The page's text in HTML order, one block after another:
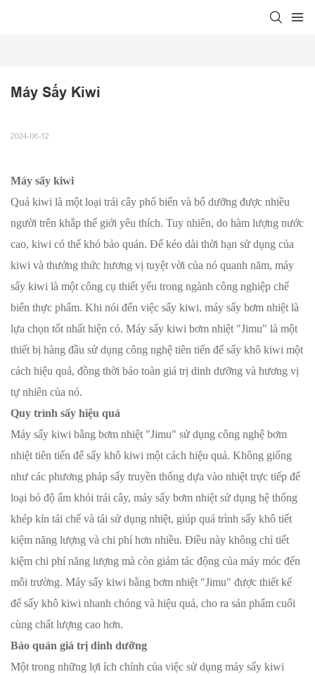
Máy Sấy Kiwi
2024-06-12
Máy sấy kiwi
Quả kiwi là một loại trái cây phổ biến và bổ dưỡng được nhiều
người trên khắp thế giới yêu thích. Tuy nhiên, do hàm lượng nước
cao, kiwi có thể khó bảo quản. Để kéo dài thời hạn sử dụng của
kiwi và thưởng thức hương vị tuyệt vời của nó quanh năm, máy
sấy kiwi là một công cụ thiết yếu trong ngành công nghiệp chế
biến thực phẩm. Khi nói đến việc sấy kiwi, máy sấy bơm nhiệt là
lựa chọn tốt nhất hiện có. Máy sấy kiwi bơm nhiệt "Jimu" là một
thiết bị hàng đầu sử dụng công nghệ tiên tiến để sấy khô kiwi một
cách hiệu quả, đồng thời bảo toàn giá trị dinh dưỡng và hương vị
tự nhiên của nó.
Quy trình sấy hiệu quả
Máy sấy kiwi bằng bơm nhiệt "Jimu" sử dụng công nghệ bơm
nhiệt tiên tiến để sấy khô kiwi một cách hiệu quả. Không giống
như các phương pháp sấy truyền thống dựa vào nhiệt trực tiếp để
loại bỏ độ ẩm khỏi trái cây, máy sấy bơm nhiệt sử dụng hệ thống
khép kín tái chế và tái sử dụng nhiệt, giúp quá trình sấy khô tiết
kiệm năng lượng và chi phí hơn nhiều. Điều này không chỉ tiết
kiệm chi phí năng lượng mà còn giảm tác động của máy móc đến
môi trường. Máy sấy kiwi bằng bơm nhiệt "Jimu" được thiết kế
để sấy khô kiwi nhanh chóng và hiệu quả, cho ra sản phẩm cuối
cùng chất lượng cao hơn.
Bảo quản giá trị dinh dưỡng
Một trong những lợi ích chính của việc sử dụng máy sấy kiwi